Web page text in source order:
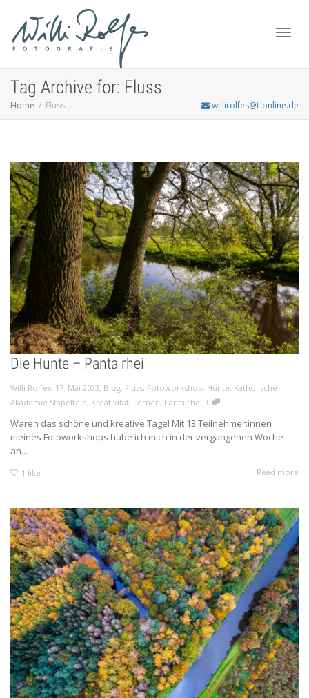
Tag Archive for: Fluss
Home Fluss willirolfes@t-online.de
Die Hunte – Panta rhei
Willi Rolfes, 17. Mai 2023, Blog, Fluss, Fotoworkshop, Hunte, Katholische
Akademie Stapelfeld, Kreativität, Lernen, Panta rhei, 0
Waren das schöne und kreative Tage! Mit 13 Teilnehmer:innen
meines Fotoworkshops habe ich mich in der vergangenen Woche
an...
1 like Read more